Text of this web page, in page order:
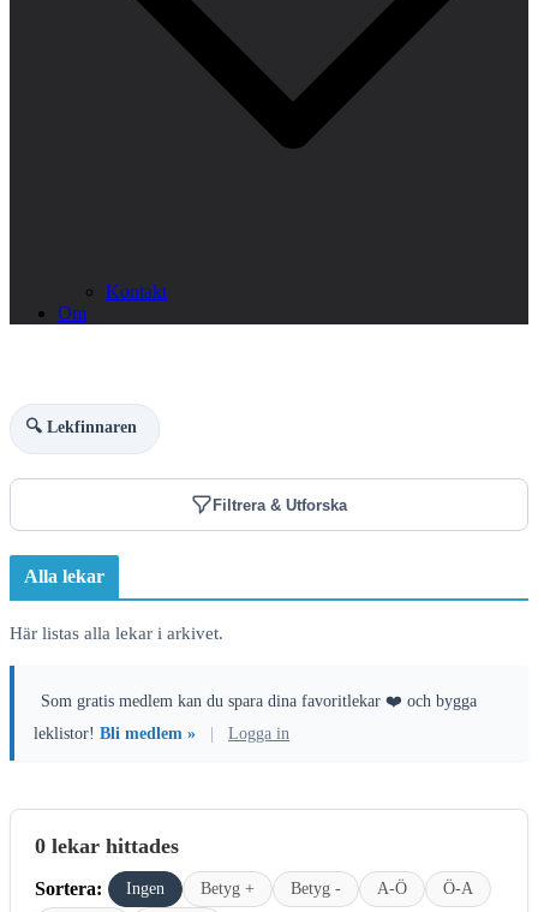
Kontakt
Om
🔍 Lekfinnaren
Filtrera & Utforska
Alla lekar
Här listas alla lekar i arkivet.
Som gratis medlem kan du spara dina favoritlekar ❤️ och bygga
leklistor! Bli medlem » Logga in
0 lekar hittades
Sortera: Ingen Betyg + Betyg - A-Ö
Ö-A